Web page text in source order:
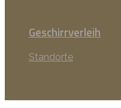
Geschirrverleih
Standorte